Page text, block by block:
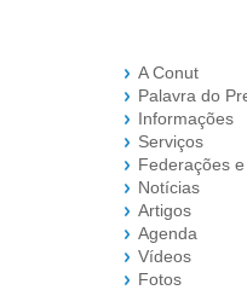
A Conut
Palavra do
Informações
Serviços
Federações
Notícias
Artigos
Agenda
Vídeos
Fotos